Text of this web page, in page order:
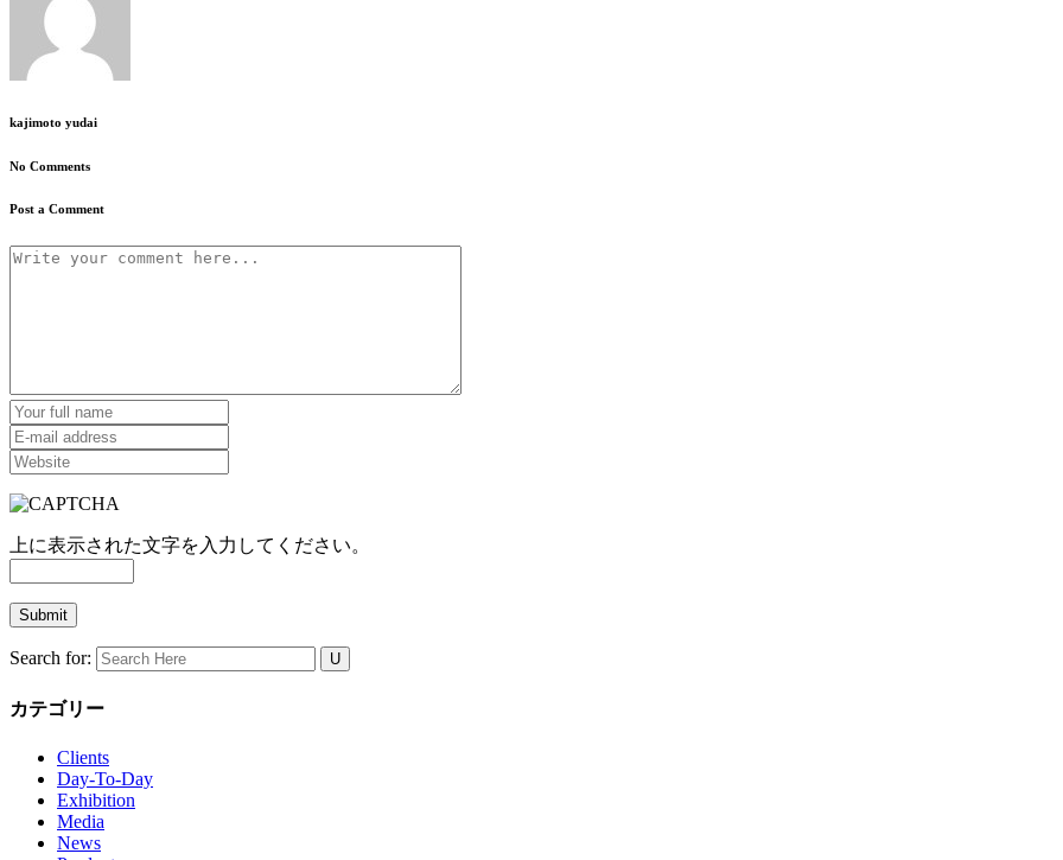
kajimoto yudai
No Comments
Post a Comment
上に表示された文字を入力してください。
Search for:
カテゴリー
Clients
Day-To-Day
Exhibition
Media
News